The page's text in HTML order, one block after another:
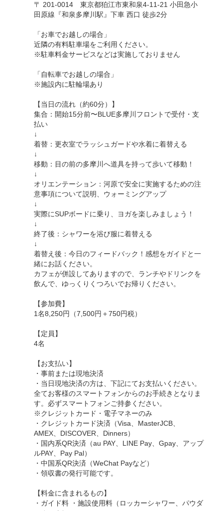
〒 201-0014 東京都狛江市東和泉4-11-21 小田急小
田原線『和泉多摩川駅』下車 西口 徒歩2分
「お車でお越しの場合」
近隣の有料駐車場をご利用ください。
※駐車料金サービスなどは実施しておりません
「自転車でお越しの場合」
※施設内に駐輪場あり
【当日の流れ（約60分）】
集合：開始15分前〜BLUE多摩川フロントで受付・支
払い
↓
着替：更衣室でラッシュガードや水着に着替える
↓
移動：目の前の多摩川へ道具を持って歩いて移動！
↓
オリエンテーション：河原で安全に実施するための注
意事項について説明、ウォーミングアップ
↓
実際にSUPボードに乗り、ヨガを楽しみましょう！
↓
終了後：シャワーを浴び服に着替える
↓
着替え後：今日のフィードバック！感想をガイドと一
緒にお話ください。
カフェが併設してありますので、ランチやドリンクを
飲んで、ゆっくりくつろいでお帰りください。
【参加費】
1名8,250円（7,500円＋750円税）
【定員】
4名
【お支払い】
・事前または現地決済
・当日現地決済の方は、下記にてお支払いください。
全てお客様のスマートフォンからのお手続きとなりま
す。必ずスマートフォンご持参ください。
※クレジットカード・電子マネーのみ
・クレジットカード決済（Visa、MasterJCB、
AMEX、DISCOVER、Dinners）
・国内系QR決済（au PAY、LINE Pay、Gpay、アップ
ルPAY、Pay Pal）
・中国系QR決済（WeChat Payなど）
・領収書の発行可能です。
【料金に含まれるもの】
・ガイド料 ・施設使用料（ロッカーシャワー、パウダ